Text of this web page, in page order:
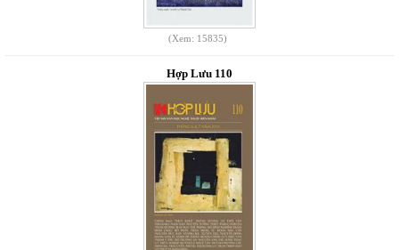
(Xem: 15835)
Hợp Lưu 110